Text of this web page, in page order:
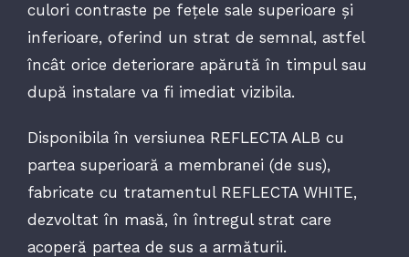
culori contraste pe fețele sale superioare și
inferioare, oferind un strat de semnal, astfel
încât orice deteriorare apărută în timpul sau
după instalare va fi imediat vizibila.
Disponibila în versiunea REFLECTA ALB cu
partea superioară a membranei (de sus),
fabricate cu tratamentul REFLECTA WHITE,
dezvoltat în masă, în întregul strat care
acoperă partea de sus a armăturii.